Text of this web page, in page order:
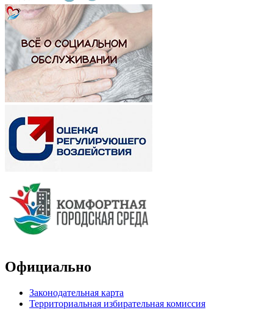
Официально
Законодательная карта
Территориальная избирательная комиссия